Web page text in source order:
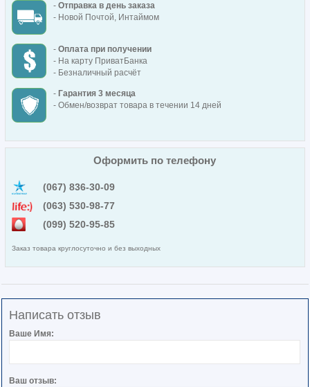
- Отправка в день заказа
- Новой Почтой, Интаймом
- Оплата при получении
- На карту ПриватБанка
- Безналичный расчёт
- Гарантия 3 месяца
- Обмен/возврат товара в течении 14 дней
Оформить по телефону
(067) 836-30-09
(063) 530-98-77
(099) 520-95-85
Заказ товара круглосуточно и без выходных
Написать отзыв
Ваше Имя:
Ваш отзыв: